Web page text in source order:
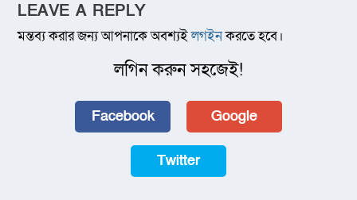
LEAVE A REPLY
মন্তব্য করার জন্য আপনাকে অবশ্যইলগইনকরতে হবে।
লগিন করুন সহজেই!
Facebook Google
Twitter